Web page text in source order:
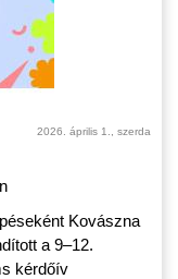
2026. április 1., szerda
Kovászna
a 9–12.
kérdőív